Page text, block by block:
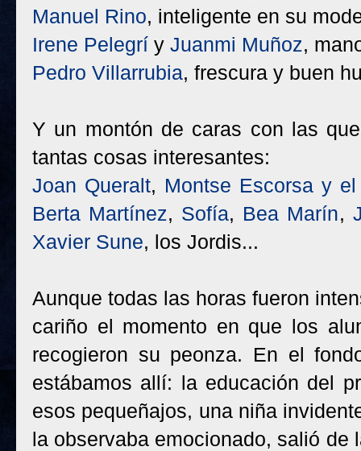
Manuel Rino, inteligente en su
Irene Pelegrí y Juanmi Muñoz,
Pedro Villarrubia, frescura y buen
Y un montón de caras con las
tantas cosas interesantes:
Joan Queralt, Montse Escorsa y
Berta Martínez, Sofía, Bea Marín,
Xavier Sune, los Jordis...
Aunque todas las horas fueron
cariño el momento en que los
recogieron su peonza. En el
estábamos allí: la educación del
esos pequeñajos, una niña
la observaba emocionado, salió de